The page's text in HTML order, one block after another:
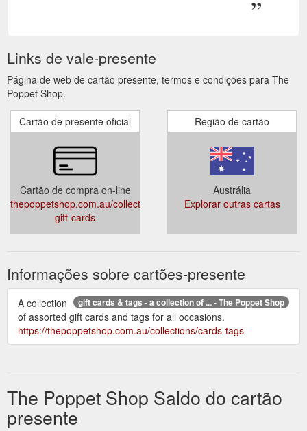
Links de vale-presente
Página de web de cartão presente, termos e condições para The
Poppet Shop.
Cartão de presente oficial
Cartão de compra on-line
thepoppetshop.com.au/collections/e-
gift-cards
Região de cartão
Austrália
Explorar outras cartas
Informações sobre cartões-presente
gift cards & tags - a collection of ... - The Poppet Shop
A collection
of assorted gift cards and tags for all occasions.
https://thepoppetshop.com.au/collections/cards-tags
The Poppet Shop Saldo do cartão
presente